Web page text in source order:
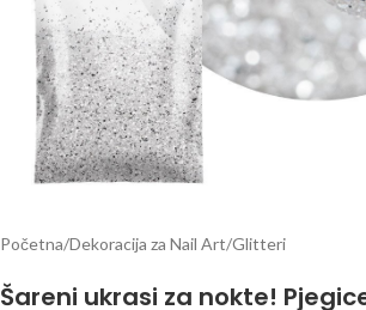
Početna/Dekoracija za Nail Art/Glitteri
Šareni ukrasi za nokte!